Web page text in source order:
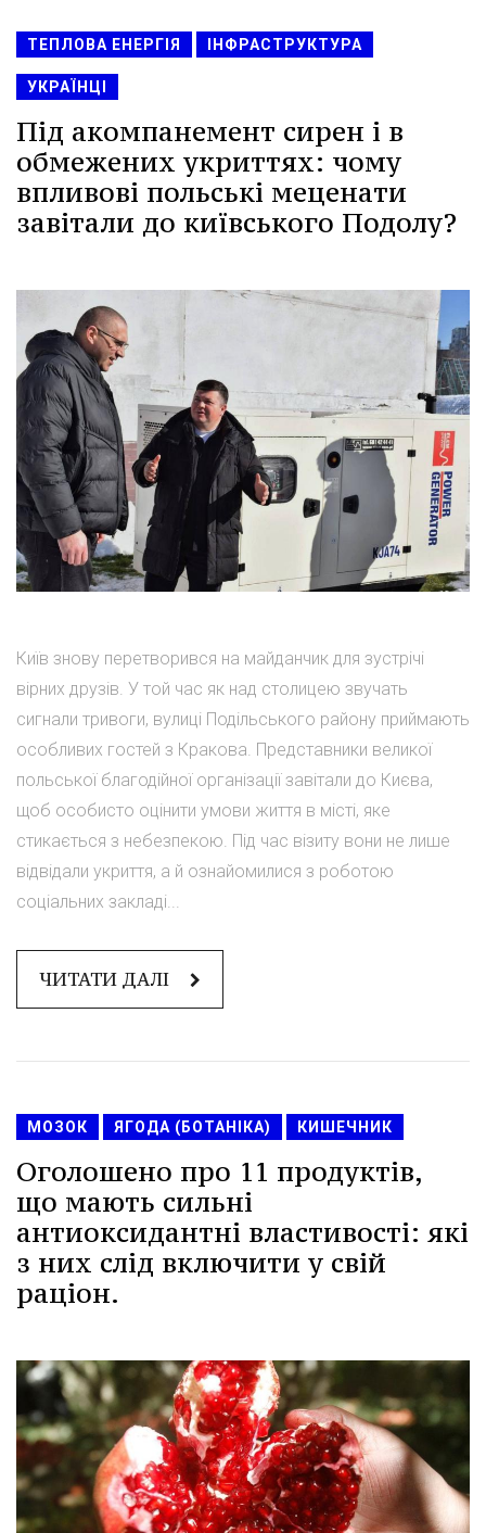
ТЕПЛОВА ЕНЕРГІЯ ІНФРАСТРУКТУРА
УКРАЇНЦІ
Під акомпанемент сирен і в
обмежених укриттях: чому
впливові польські меценати
завітали до київського Подолу?
Київ знову перетворився на майданчик для зустрічі
вірних друзів. У той час як над столицею звучать
сигнали тривоги, вулиці Подільського району приймають
особливих гостей з Кракова. Представники великої
польської благодійної організації завітали до Києва,
щоб особисто оцінити умови життя в місті, яке
стикається з небезпекою. Під час візиту вони не лише
відвідали укриття, а й ознайомилися з роботою
соціальних закладі...
ЧИТАТИ ДАЛІ
МОЗОК ЯГОДА (БОТАНІКА) КИШЕЧНИК
Оголошено про 11 продуктів,
що мають сильні
антиоксидантні властивості: які
з них слід включити у свій
раціон.